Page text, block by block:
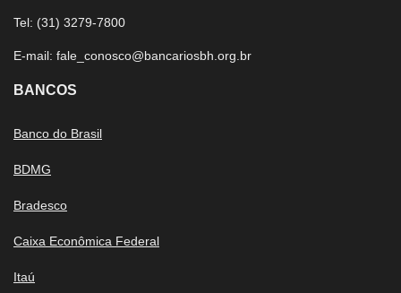
Tel: (31) 3279-7800
E-mail: fale_conosco@bancariosbh.org.br
BANCOS
Banco do Brasil
BDMG
Bradesco
Caixa Econômica Federal
Itaú